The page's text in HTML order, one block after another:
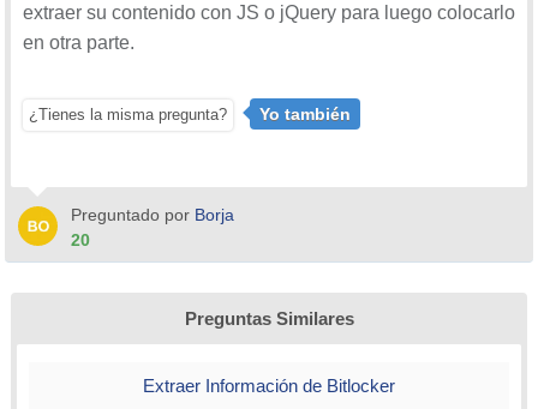
extraer su contenido con JS o jQuery para luego colocarlo
en otra parte.
¿Tienes la misma pregunta? Yo también
Preguntado por Borja
20
Preguntas Similares
Extraer Información de Bitlocker